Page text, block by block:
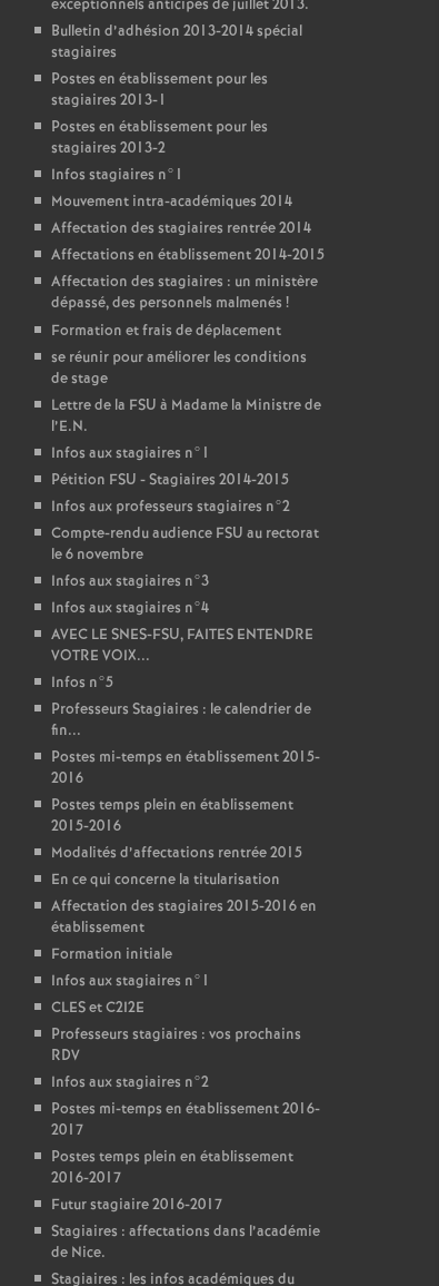
exceptionnels anticipés de juillet 2013.
Bulletin d’adhésion 2013-2014 spécial
stagiaires
Postes en établissement pour les
stagiaires 2013-1
Postes en établissement pour les
stagiaires 2013-2
Infos stagiaires n°1
Mouvement intra-académiques 2014
Affectation des stagiaires rentrée 2014
Affectations en établissement 2014-2015
Affectation des stagiaires : un ministère
dépassé, des personnels malmenés !
Formation et frais de déplacement
se réunir pour améliorer les conditions
de stage
Lettre de la FSU à Madame la Ministre de
l’E.N.
Infos aux stagiaires n°1
Pétition FSU - Stagiaires 2014-2015
Infos aux professeurs stagiaires n°2
Compte-rendu audience FSU au rectorat
le 6 novembre
Infos aux stagiaires n°3
Infos aux stagiaires n°4
AVEC LE SNES-FSU, FAITES ENTENDRE
VOTRE VOIX...
Infos n°5
Professeurs Stagiaires : le calendrier de
fin...
Postes mi-temps en établissement 2015-
2016
Postes temps plein en établissement
2015-2016
Modalités d’affectations rentrée 2015
En ce qui concerne la titularisation
Affectation des stagiaires 2015-2016 en
établissement
Formation initiale
Infos aux stagiaires n°1
CLES et C2I2E
Professeurs stagiaires : vos prochains
RDV
Infos aux stagiaires n°2
Postes mi-temps en établissement 2016-
2017
Postes temps plein en établissement
2016-2017
Futur stagiaire 2016-2017
Stagiaires : affectations dans l’académie
de Nice.
Stagiaires : les infos académiques du